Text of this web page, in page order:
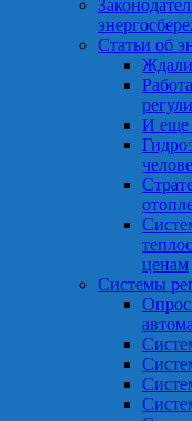
Статьи об
И еще
ценам
Системы